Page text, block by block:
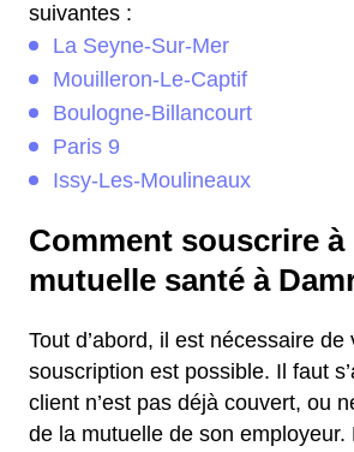
suivantes :
La Seyne-Sur-Mer
Mouilleron-Le-Captif
Boulogne-Billancourt
Paris 9
Issy-Les-Moulineaux
Comment souscrire à
mutuelle santé à
Tout d’abord, il est nécessaire
souscription est possible. Il faut
client n’est pas déjà couvert, ou
de la mutuelle de son employeur.